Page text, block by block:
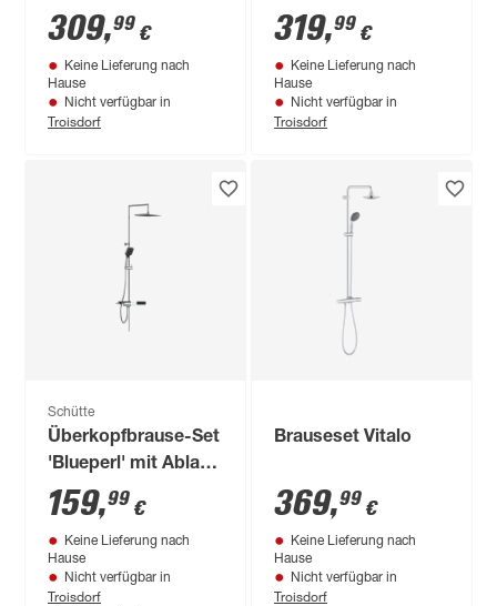
schwarz 112 cm, mit
Thermostat
309,99 €
Keine Lieferung nach
Hause
Nicht verfügbar in
Troisdorf
Thermostat, runde
Kopfbrause
319,99 €
Keine Lieferung nach
Hause
Nicht verfügbar in
Troisdorf
Schütte
Überkopfbrause-Set
'Blueperl' mit Ablage
chrom/schwarz
159,99 €
Keine Lieferung nach
Hause
Nicht verfügbar in
Troisdorf
Brauseset Vitalo
369,99 €
Keine Lieferung nach
Hause
Nicht verfügbar in
Troisdorf